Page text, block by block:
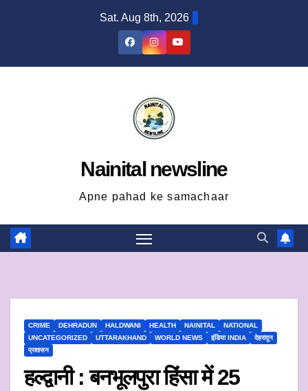
Sat. Aug 8th, 2026
Nainital newsline
Apne pahad ke samachaar
CRIME DEHRADUN HALDWANI HEALTH NAINITAL
NATIONAL
UNCATEGORIZED
UTTARAKHAND WORLD NEWS इंडिया INDIA
देहरादून
प्रशासन
हल्द्वानी : बनभूलपुरा हिंसा में 25